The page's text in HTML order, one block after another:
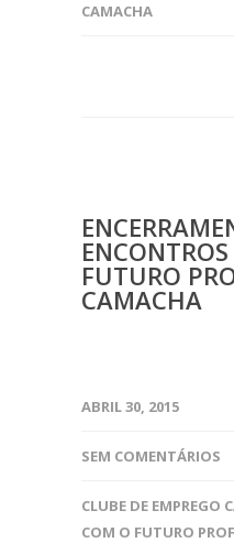
CAMACHA
FUTURO
CAMACHA
ABRIL 30, 2015
SEM COMENTÁRIOS
CLUBE DE EMPREGO
COM O FUTURO